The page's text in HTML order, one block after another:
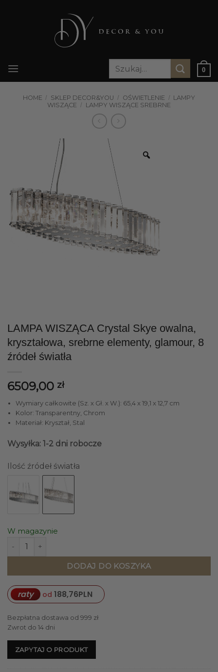
Szukaj:
0
HOME / SKLEP DECOR&YOU / OŚWIETLENIE / LAMPY
WISZĄCE / LAMPY WISZĄCE SREBRNE
LAMPA WISZĄCA Crystal Skye owalna,
kryształowa, srebrne elementy, glamour, 8
źródeł światła
6509,00 zł
Wymiary całkowite (Sz. x Gł. x W.): 65,4 x 19,1 x 12,7 cm
Kolor: Transparentny, Chrom
Materiał: Kryształ, Stal
Wysyłka: 1-2 dni robocze
Ilość źródeł światła
W magazynie
ilość LAMPA WISZĄCA Crystal Skye owalna, kryształowa,
DODAJ DO KOSZYKA
raty od 188,76PLN
Bezpłatna dostawa od 999 zł
Zwrot do 14 dni
ZAPYTAJ O PRODUKT